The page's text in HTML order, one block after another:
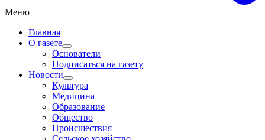
Меню
Главная
О газете
Основатели
Подписаться на газету
Новости
Культура
Медицина
Образование
Общество
Происшествия